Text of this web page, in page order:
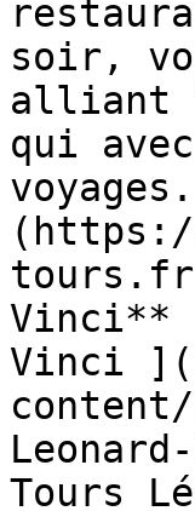
soir,
alliant
qui
Vinci**
Vinci
Tours